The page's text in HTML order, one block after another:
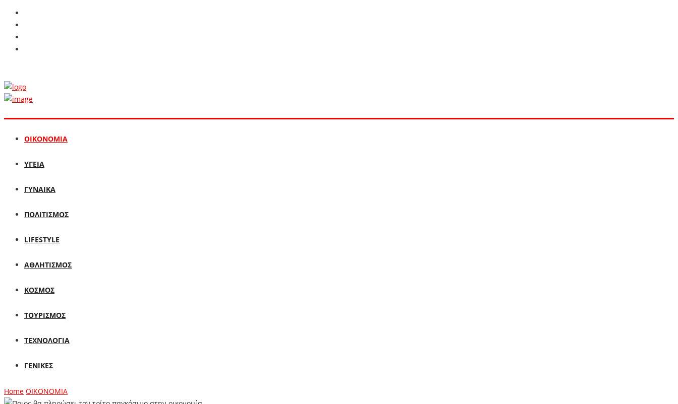
ΟΙΚΟΝΟΜΙΑ
ΥΓΕΙΑ
ΓΥΝΑΙΚΑ
ΠΟΛΙΤΙΣΜΟΣ
LIFESTYLE
ΑΘΛΗΤΙΣΜΟΣ
ΚΟΣΜΟΣ
ΤΟΥΡΙΣΜΟΣ
ΤΕΧΝΟΛΟΓΙΑ
ΓΕΝΙΚΕΣ
Home ΟΙΚΟΝΟΜΙΑ